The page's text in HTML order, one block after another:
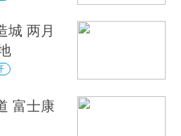
城 两月
富士康